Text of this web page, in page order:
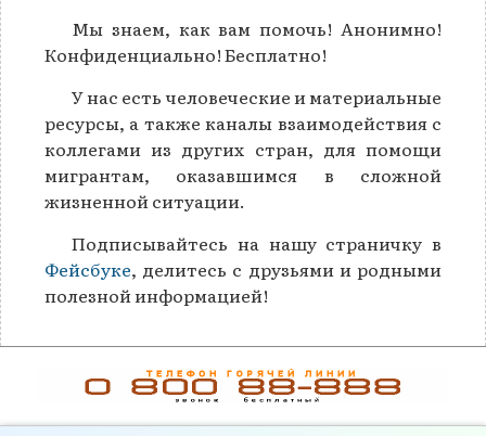
Мы знаем, как вам помочь! Анонимно!
Конфиденциально! Бесплатно!
У нас есть человеческие и материальные
ресурсы, а также каналы взаимодействия с
коллегами из других стран, для помощи
мигрантам, оказавшимся в сложной
жизненной ситуации.
Подписывайтесь на нашу страничку в
Фейсбуке, делитесь с друзьями и родными
полезной информацией!